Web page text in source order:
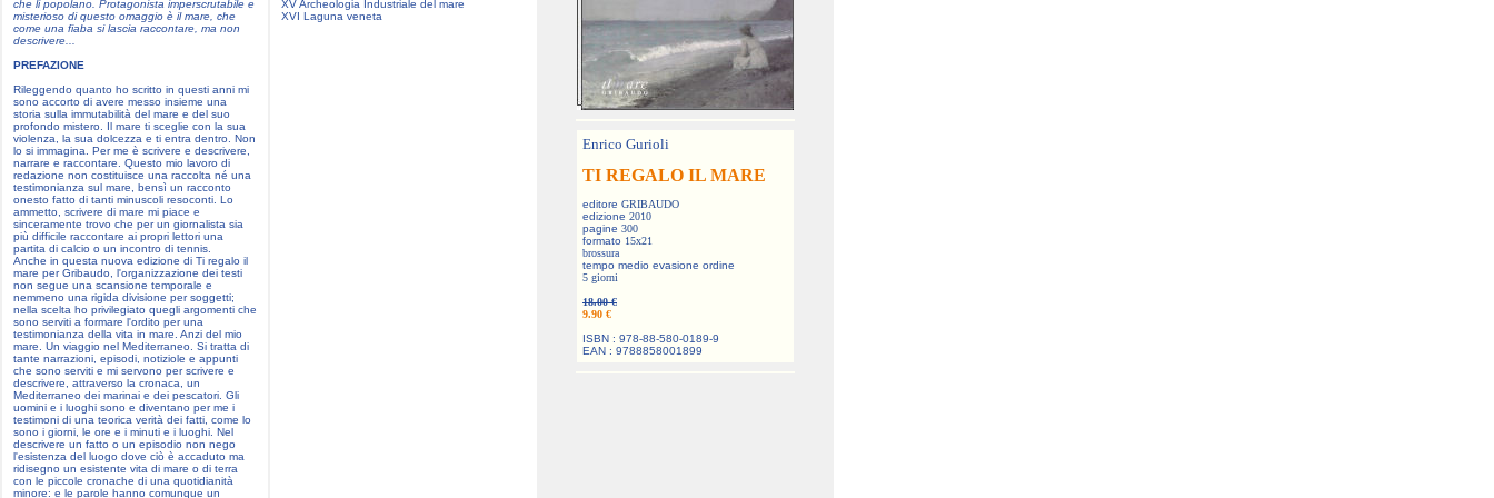
che li popolano. Protagonista imperscrutabile e
misterioso di questo omaggio è il mare, che
come una fiaba si lascia raccontare, ma non
descrivere...
PREFAZIONE
Rileggendo quanto ho scritto in questi anni mi
sono accorto di avere messo insieme una
storia sulla immutabilità del mare e del suo
profondo mistero. Il mare ti sceglie con la sua
violenza, la sua dolcezza e ti entra dentro. Non
lo si immagina. Per me è scrivere e descrivere,
narrare e raccontare. Questo mio lavoro di
redazione non costituisce una raccolta né una
testimonianza sul mare, bensì un racconto
onesto fatto di tanti minuscoli resoconti. Lo
ammetto, scrivere di mare mi piace e
sinceramente trovo che per un giornalista sia
più difficile raccontare ai propri lettori una
partita di calcio o un incontro di tennis.
Anche in questa nuova edizione di Ti regalo il
mare per Gribaudo, l'organizzazione dei testi
non segue una scansione temporale e
nemmeno una rigida divisione per soggetti;
nella scelta ho privilegiato quegli argomenti che
sono serviti a formare l'ordito per una
testimonianza della vita in mare. Anzi del mio
mare. Un viaggio nel Mediterraneo. Si tratta di
tante narrazioni, episodi, notiziole e appunti
che sono serviti e mi servono per scrivere e
descrivere, attraverso la cronaca, un
Mediterraneo dei marinai e dei pescatori. Gli
uomini e i luoghi sono e diventano per me i
testimoni di una teorica verità dei fatti, come lo
sono i giorni, le ore e i minuti e i luoghi. Nel
descrivere un fatto o un episodio non nego
l'esistenza del luogo dove ciò è accaduto ma
ridisegno un esistente vita di mare o di terra
con le piccole cronache di una quotidianità
minore: e le parole hanno comunque un
XV Archeologia Industriale del mare
XVI Laguna veneta
Enrico Gurioli
TI REGALO IL MARE
editore GRIBAUDO
edizione 2010
pagine 300
formato 15x21
brossura
tempo medio evasione ordine
5 giorni
18.00 €
9.90 €
ISBN : 978-88-580-0189-9
EAN : 9788858001899